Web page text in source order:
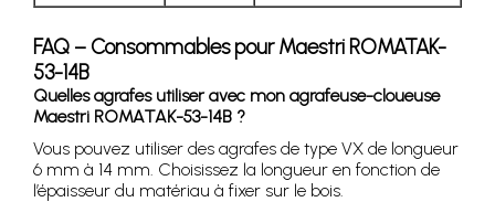
FAQ – Consommables pour Maestri ROMATAK-
53-14B
Quelles agrafes utiliser avec mon agrafeuse-cloueuse
Maestri ROMATAK-53-14B ?
Vous pouvez utiliser des agrafes de type VX de longueur
6 mm à 14 mm. Choisissez la longueur en fonction de
l’épaisseur du matériau à fixer sur le bois.